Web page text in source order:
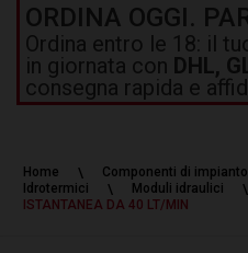
ORDINA OGGI.
Ordina entro le 18: il
in giornata con DHL,
consegna rapida e
Home Componenti di impianto
Idrotermici
Moduli idraulici
ISTANTANEA DA 40 LT/MIN